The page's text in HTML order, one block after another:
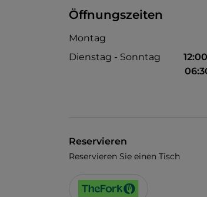
Öffnungszeiten
Montag
Dienstag - Sonntag
Reservieren
Reservieren Sie einen Tisch